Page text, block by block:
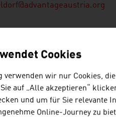
FIRMEN -
Cookies
verwenden wir nur Cookies,
auf „Alle akzeptieren“
und um für Sie relevante
Online-Journey zu